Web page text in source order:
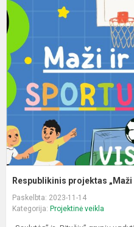
Respublikinis projektas
Paskelbta: 2023-11-14
Kategorija: Projektinė veikla